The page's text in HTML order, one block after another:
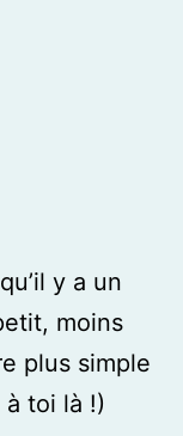
y a un
moins
plus simple
à toi là !)